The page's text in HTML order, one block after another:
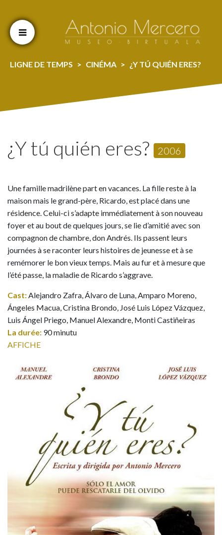
LIGNE DE TEMPS CINÉMA ¿Y TÚ QUIÉN ERES?
¿Y tú quién eres? 2006
Une famille madrilène part en vacances. La fille reste à la
maison mais le grand-père, Ricardo, est placé dans une
résidence. Celui-ci s’adapte immédiatement à son nouveau
foyer et au bout de quelques jours, se lie d’amitié avec son
compagnon de chambre, don Andrés. Ils passent leurs
journées à se raconter leurs histoires de jeunesse et à se
remémorer le bon vieux temps. Mais au fur et à mesure que
l’été passe, la maladie de Ricardo s’aggrave.
Cast:Alejandro Zafra, Álvaro de Luna, Amparo Moreno,
Ángeles Macua, Cristina Brondo, José Luis López Vázquez,
Luis Ángel Priego, Manuel Alexandre, Monti Castiñeiras
La durée: 90 minutu
AFFICHE